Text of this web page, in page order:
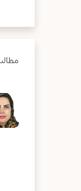
مطالب